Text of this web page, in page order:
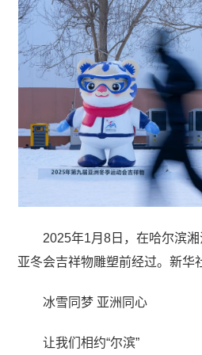
2025年1月8日，在哈尔滨
亚冬会吉祥物雕塑前经过。新华
冰雪同梦 亚洲同心
让我们相约“尔滨”